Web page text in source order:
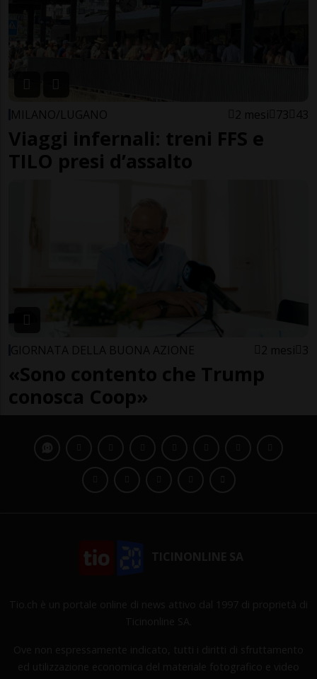
MILANO/LUGANO 2 mesi 73 43
Viaggi infernali: treni FFS e
TILO presi d’assalto
GIORNATA DELLA BUONA AZIONE 2 mesi 3
«Sono contento che Trump
conosca Coop»